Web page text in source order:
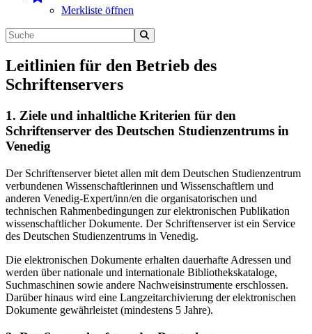
Merkliste öffnen
Leitlinien für den Betrieb des
Schriftenservers
1. Ziele und inhaltliche Kriterien für den
Schriftenserver des Deutschen Studienzentrums in
Venedig
Der Schriftenserver bietet allen mit dem Deutschen Studienzentrum
verbundenen Wissenschaftlerinnen und Wissenschaftlern und
anderen Venedig-Expert/inn/en die organisatorischen und
technischen Rahmenbedingungen zur elektronischen Publikation
wissenschaftlicher Dokumente. Der Schriftenserver ist ein Service
des Deutschen Studienzentrums in Venedig.
Die elektronischen Dokumente erhalten dauerhafte Adressen und
werden über nationale und internationale Bibliothekskataloge,
Suchmaschinen sowie andere Nachweisinstrumente erschlossen.
Darüber hinaus wird eine Langzeitarchivierung der elektronischen
Dokumente gewährleistet (mindestens 5 Jahre).